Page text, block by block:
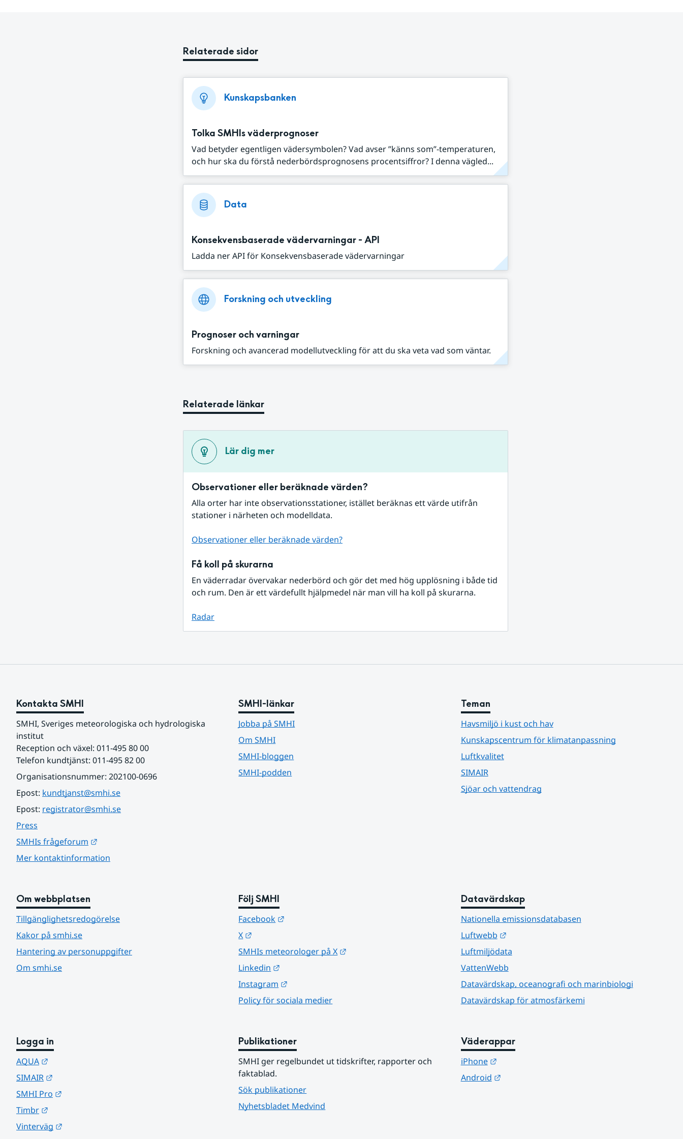
Relaterade sidor
Kunskapsbanken
Tolka SMHIs väderprognoser
Vad betyder egentligen vädersymbolen? Vad avser ”känns som”-temperaturen,
och hur ska du förstå nederbördsprognosens procentsiffror? I denna vägled...
Data
Konsekvensbaserade vädervarningar - API
Ladda ner API för Konsekvensbaserade vädervarningar
Forskning och utveckling
Prognoser och varningar
Forskning och avancerad modellutveckling för att du ska veta vad som väntar.
Relaterade länkar
Lär dig mer
Observationer eller beräknade värden?
Alla orter har inte observationsstationer, istället beräknas ett värde utifrån
stationer i närheten och modelldata.
Observationer eller beräknade värden?
Få koll på skurarna
En väderradar övervakar nederbörd och gör det med hög upplösning i både tid
och rum. Den är ett värdefullt hjälpmedel när man vill ha koll på skurarna.
Radar
Kontakta SMHI
SMHI, Sveriges meteorologiska och hydrologiska
institut
Reception och växel: 011-495 80 00
Telefon kundtjänst: 011-495 82 00
Organisationsnummer: 202100-0696
Epost: kundtjanst@smhi.se
Epost: registrator@smhi.se
Press
SMHIs frågeforum
Mer kontaktinformation
SMHI-länkar
Jobba på SMHI
Om SMHI
SMHI-bloggen
SMHI-podden
Teman
Havsmiljö i kust och hav
Kunskapscentrum för klimatanpassning
Luftkvalitet
SIMAIR
Sjöar och vattendrag
Om webbplatsen
Tillgänglighetsredogörelse
Kakor på smhi.se
Hantering av personuppgifter
Om smhi.se
Följ SMHI
Facebook
X
SMHIs meteorologer på X
Linkedin
Instagram
Policy för sociala medier
Datavärdskap
Nationella emissionsdatabasen
Luftwebb
Länk till annan webbplats.
Luftmiljödata
VattenWebb
Datavärdskap, oceanografi och marinbiologi
Datavärdskap för atmosfärkemi
Logga in
AQUA
SIMAIR
SMHI Pro
Timbr
Vinterväg
Publikationer
SMHI ger regelbundet ut tidskrifter, rapporter och
faktablad.
Sök publikationer
Nyhetsbladet Medvind
Väderappar
iPhone
Länk till annan webbplats.
Android
Länk till annan webbplats.